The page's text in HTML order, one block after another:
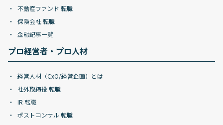
不動産ファンド 転職
保険会社 転職
金融記事一覧
プロ経営者・プロ人材
経営人材（CxO/経営企画）とは
社外取締役 転職
IR 転職
ポストコンサル 転職